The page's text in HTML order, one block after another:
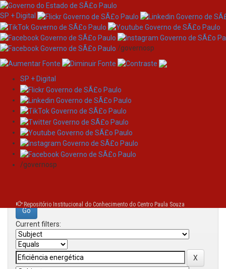
Skip
navigation
SP + Digital
/governosp
SP + Digital
/governosp
Repositório Institucional do Conhecimento do Centro Paula Souza
Search
Search:
Current filters: